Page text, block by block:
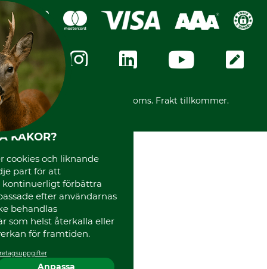
Köpvillkor - 2025-06-18
Dataskydd
Integritetspolicy
Ångerrätt
Ångerrätt för din beställning
Reklamationer
Frakter
Swish
Om oss
GRUBE-Gruppen
Företagsuppgifter
Karriär
Vår personal
Varumärken
Mässor
Instagram TOS
Media
Code of Conduct
*Alla priser inklusive moms. Frakt tillkommer.
KAKOR?
cookies och liknande
part för att
kontinuerligt förbättra
efter användarnas
behandlas
som helst återkalla eller
för framtiden.
Anpassa